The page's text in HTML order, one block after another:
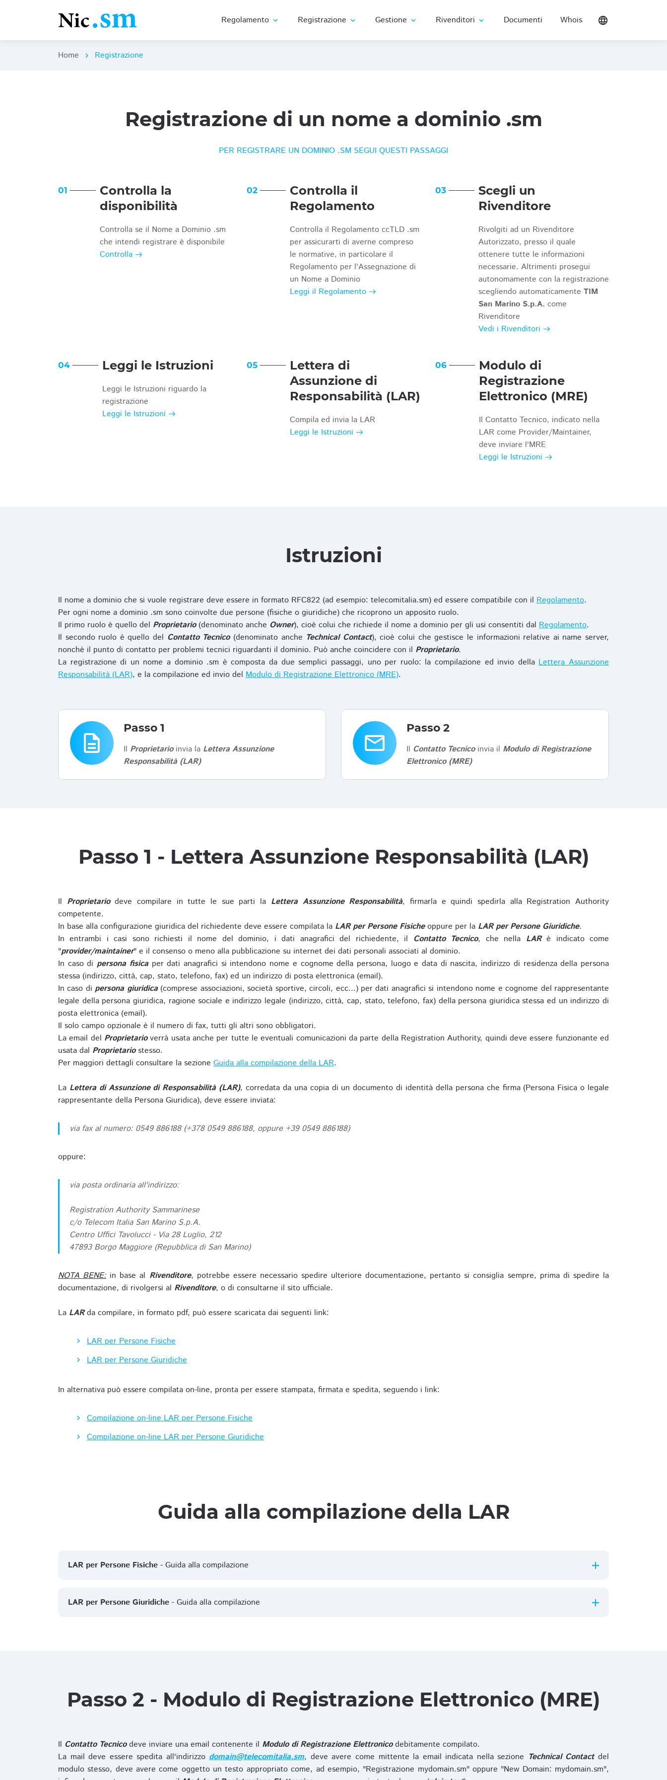
Regolamento expand_more Registrazione expand_more Gestione expand_more Rivenditori expand_more Documenti Whois language
Home chevron_right Registrazione
Registrazione di un nome a dominio .sm
PER REGISTRARE UN DOMINIO .SM SEGUI QUESTI PASSAGGI
01
Controlla la
disponibilità
Controlla se il Nome a Dominio .sm
che intendi registrare è disponibile
Controlla
02
Controlla il
Regolamento
Controlla il Regolamento ccTLD .sm
per assicurarti di averne compreso
le normative, in particolare il
Regolamento per l'Assegnazione di
un Nome a Dominio
Leggi il Regolamento
03
Scegli un
Rivenditore
Rivolgiti ad un Rivenditore
Autorizzato, presso il quale
ottenere tutte le informazioni
necessarie. Altrimenti prosegui
autonomamente con la registrazione
scegliendo automaticamente TIM
San Marino S.p.A. come
Rivenditore
Vedi i Rivenditori
04 Leggi le Istruzioni
Leggi le Istruzioni riguardo la
registrazione
Leggi le Istruzioni
05
Lettera di
Assunzione di
Responsabilità (LAR)
Compila ed invia la LAR
Leggi le Istruzioni
06
Modulo di
Registrazione
Elettronico (MRE)
Il Contatto Tecnico, indicato nella
LAR come Provider/Maintainer,
deve inviare l'MRE
Leggi le Istruzioni
Istruzioni
Il nome a dominio che si vuole registrare deve essere in formato RFC822 (ad esempio: telecomitalia.sm) ed essere compatibile con il Regolamento.
Per ogni nome a dominio .sm sono coinvolte due persone (fisiche o giuridiche) che ricoprono un apposito ruolo.
Il primo ruolo è quello del Proprietario(denominato anche Owner), cioè colui che richiede il nome a dominio per gli usi consentiti dal Regolamento.
Il secondo ruolo è quello del Contatto Tecnico(denominato anche Technical Contact), cioè colui che gestisce le informazioni relative ai name server,
nonchè il punto di contatto per problemi tecnici riguardanti il dominio. Può anche coincidere con il Proprietario.
La registrazione di un nome a dominio .sm è composta da due semplici passaggi, uno per ruolo: la compilazione ed invio dellaLettera Assunzione
Responsabilità (LAR), e la compilazione ed invio del Modulo di Registrazione Elettronico (MRE).
description
Passo 1
Il Proprietarioinvia la Lettera Assunzione
Responsabilità (LAR)
email
Passo 2
Il Contatto Tecnicoinvia il Modulo di Registrazione
Elettronico (MRE)
Passo 1 - Lettera Assunzione Responsabilità (LAR)
Il Proprietariodeve compilare in tutte le sue parti la Lettera Assunzione Responsabilità, firmarla e quindi spedirla alla Registration Authority
competente.
In base alla configurazione giuridica del richiedente deve essere compilata la LAR per Persone Fisicheoppure per la LAR per Persone Giuridiche.
In entrambi i casi sono richiesti il nome del dominio, i dati anagrafici del richiedente, il Contatto Tecnico, che nella LARè indicato come
"provider/maintainer" e il consenso o meno alla pubblicazione su internet dei dati personali associati al dominio.
In caso dipersona fisicaper dati anagrafici si intendono nome e cognome della persona, luogo e data di nascita, indirizzo di residenza della persona
stessa (indirizzo, città, cap, stato, telefono, fax) ed un indirizzo di posta elettronica (email).
In caso dipersona giuridica(comprese associazioni, società sportive, circoli, ecc...) per dati anagrafici si intendono nome e cognome del rappresentante
legale della persona giuridica, ragione sociale e indirizzo legale (indirizzo, città, cap, stato, telefono, fax) della persona giuridica stessa ed un indirizzo di
posta elettronica (email).
Il solo campo opzionale è il numero di fax, tutti gli altri sono obbligatori.
La email del Proprietarioverrà usata anche per tutte le eventuali comunicazioni da parte della Registration Authority, quindi deve essere funzionante ed
usata dal Proprietariostesso.
Per maggiori dettagli consultare la sezione Guida alla compilazione della LAR.
La Lettera di Assunzione di Responsabilità (LAR), corredata da una copia di un documento di identità della persona che firma (Persona Fisica o legale
rappresentante della Persona Giuridica), deve essere inviata:
via fax al numero: 0549 886188 (+378 0549 886188, oppure +39 0549 886188)
oppure:
via posta ordinaria all'indirizzo:
Registration Authority Sammarinese
c/o Telecom Italia San Marino S.p.A.
Centro Uffici Tavolucci - Via 28 Luglio, 212
47893 Borgo Maggiore (Repubblica di San Marino)
NOTA BENE: in base al Rivenditore, potrebbe essere necessario spedire ulteriore documentazione, pertanto si consiglia sempre, prima di spedire la
documentazione, di rivolgersi al Rivenditore, o di consultarne il sito ufficiale.
La LARda compilare, in formato pdf, può essere scaricata dai seguenti link:
LAR per Persone Fisiche
LAR per Persone Giuridiche
In alternativa può essere compilata on-line, pronta per essere stampata, firmata e spedita, seguendo i link:
Compilazione on-line LAR per Persone Fisiche
Compilazione on-line LAR per Persone Giuridiche
Guida alla compilazione della LAR
LAR per Persone Fisiche - Guida alla compilazione
LAR per Persone Giuridiche - Guida alla compilazione
Passo 2 - Modulo di Registrazione Elettronico (MRE)
Il Contatto Tecnicodeve inviare una email contenente il Modulo di Registrazione Elettronicodebitamente compilato.
La mail deve essere spedita all'indirizzodomain@telecomitalia.sm, deve avere come mittente la email indicata nella sezione Technical Contactdel
modulo stesso, deve avere come oggetto un testo appropriato come, ad esempio, "Registrazione mydomain.sm" oppure "New Domain: mydomain.sm",